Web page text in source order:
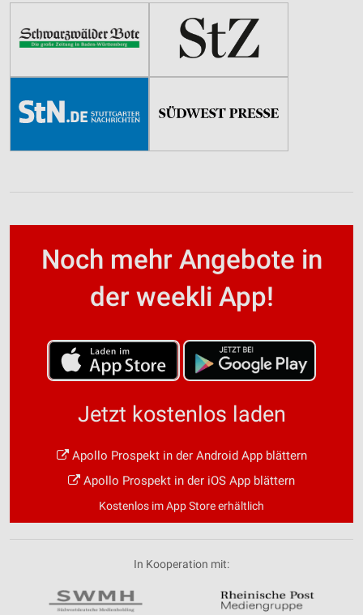
Noch mehr Angebote in
der weekli App!
Jetzt kostenlos laden
Apollo Prospekt in der Android App blättern
Apollo Prospekt in der iOS App blättern
Kostenlos im App Store erhältlich
In Kooperation mit: